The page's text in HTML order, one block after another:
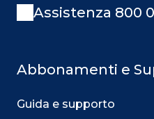
Assistenza 800
Abbonamenti e
Guida e supporto